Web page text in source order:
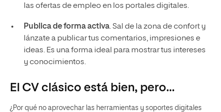
las ofertas de empleo en los portales digitales.
Publica de forma activa. Sal de la zona de confort y
lánzate a publicar tus comentarios, impresiones e
ideas. Es una forma ideal para mostrar tus intereses
y conocimientos.
El CV clásico está bien, pero…
¿Por qué no aprovechar las herramientas y soportes digitales